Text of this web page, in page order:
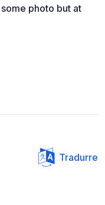
photo but at
Tradurre